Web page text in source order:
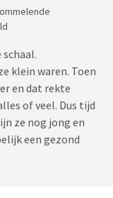
klein waren. Toen
en dat rekte
of veel. Dus tijd
ze nog jong en
een gezond